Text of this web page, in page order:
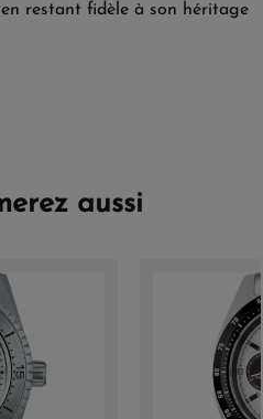
restant fidèle à son héritage
aussi